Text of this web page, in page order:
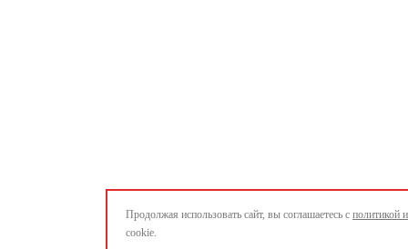
Продолжая использовать сайт, вы соглашаетесь с политикой
cookie.